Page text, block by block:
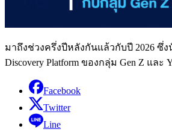
มาถึงช่วงครึ่งปีหลังกันแล้วกับปี 2026 ซึ่งนั
Discovery Platform ของกลุ่ม Gen Z แล
Facebook
Twitter
Line